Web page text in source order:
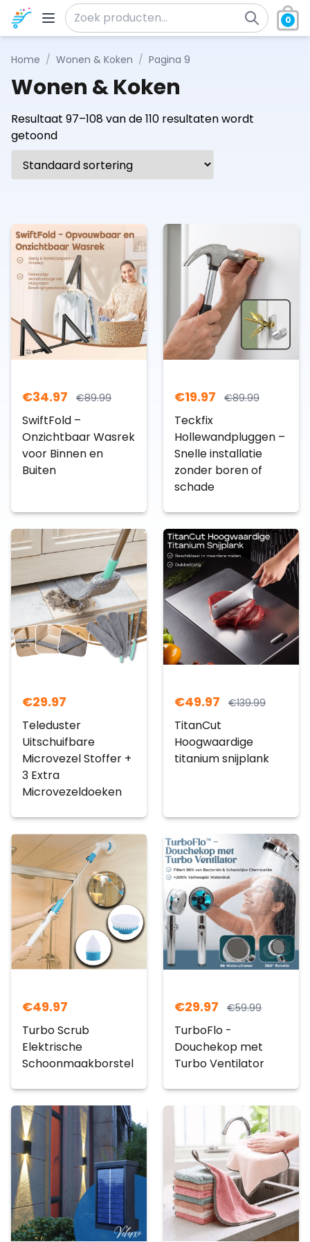
Ga naar de inhoud
Zoeken naar:
0
Home / Wonen & Koken / Pagina 9
Wonen & Koken
Resultaat 97–108 van de 110 resultaten wordt
getoond
€34.97 €89.99
SwiftFold –
Onzichtbaar Wasrek
voor Binnen en
Buiten
€19.97 €89.99
Teckfix
Hollewandpluggen –
Snelle installatie
zonder boren of
schade
€29.97
Teleduster
Uitschuifbare
Microvezel Stoffer +
3 Extra
Microvezeldoeken
€49.97 €139.99
TitanCut
Hoogwaardige
titanium snijplank
€49.97
Turbo Scrub
Elektrische
Schoonmaakborstel
€29.97 €59.99
TurboFlo -
Douchekop met
Turbo Ventilator